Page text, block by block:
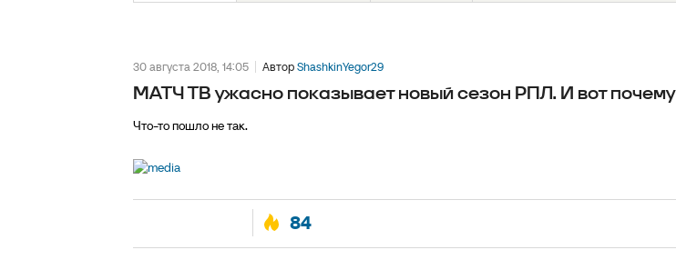
30 августа 2018, 14:05 АвторShashkinYegor29
МАТЧ ТВ ужасно показывает новый сезон РПЛ. И вот почему
Что-то пошло не так.
84